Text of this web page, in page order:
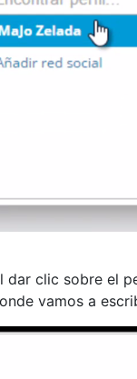
dar clic sobre el
vamos a